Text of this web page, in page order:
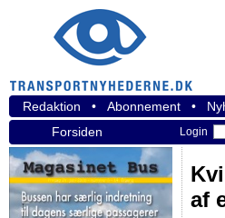
Redaktion • Abonnement •
Forsiden
Login
af